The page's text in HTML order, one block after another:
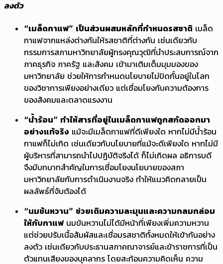
ลงตัว
“เมล็ดกาแฟ” เป็นส่วนผสมหลักที่กำหนดรสชาติ เมล็ด
กาแฟจากแหล่งต่างกันให้รสชาติที่ต่างกัน เช่นเดียวกับ
กรรมการสภามหาวิทยาลัยผู้ทรงคุณวุฒิที่นำประสบการณ์จาก
ภาคธุรกิจ ภาครัฐ และสังคม เข้ามาเติมเต็มมุมมองของ
มหาวิทยาลัย ช่วยให้การกำหนดนโยบายไม่ปิดกั้นอยู่ในโลก
ของวิชาการเพียงอย่างเดียว แต่เชื่อมโยงกับความต้องการ
ของสังคมและตลาดแรงงาน
“น้ำร้อน” ทำให้สารที่อยู่ในเมล็ดกาแฟถูกสกัดออกมา
อย่างแท้จริง แม้จะมีเมล็ดกาแฟที่ดีเพียงใด หากไม่มีน้ำร้อน
กาแฟก็ไม่เกิด เช่นเดียวกับนโยบายที่แม้จะดีเพียงใด หากไม่มี
ผู้บริหารที่สามารถนำไปปฏิบัติจริงได้ ก็ไม่เกิดผล อธิการบดี
จึงมีบทบาทสำคัญในการเชื่อมโยงนโยบายของสภา
มหาวิทยาลัยกับการดำเนินงานจริง ทำให้แนวคิดกลายเป็น
ผลลัพธ์ที่จับต้องได้
“นมข้นหวาน” ช่วยเติมความละมุนและความกลมกล่อม
ให้กับกาแฟนมข้นหวานไม่ได้มีหน้าที่เพียงเพิ่มความหวาน
แต่ช่วยปรับเนื้อสัมผัสและเชื่อมรสชาติทั้งหมดให้เข้ากันอย่าง
ลงตัว เช่นเดียวกับประธานสภาคณาจารย์และข้าราชการที่เป็น
ตัวแทนเสียงของบุคลากร โดยสะท้อนความคิดเห็น ความ